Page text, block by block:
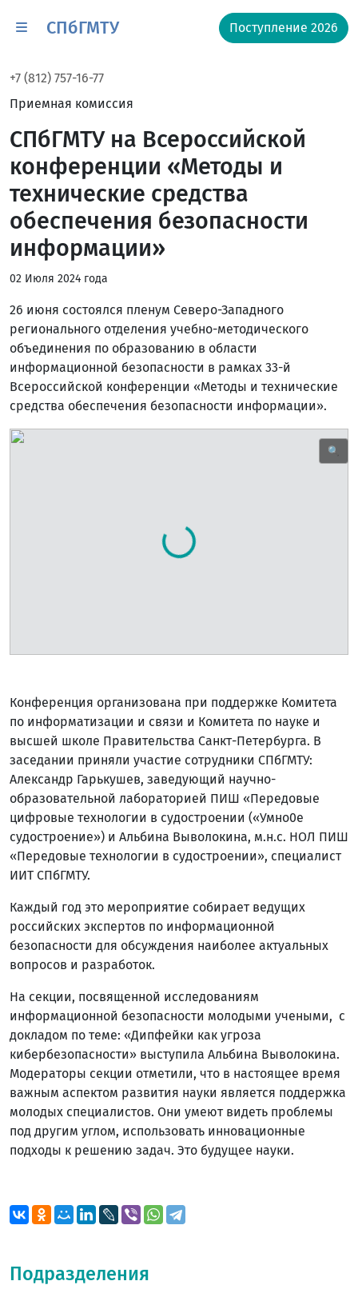
СПбГМТУ Поступление 2026
+7 (812) 757-16-77
Приемная комиссия
СПбГМТУ на Всероссийской
конференции «Методы и
технические средства
обеспечения безопасности
информации»
02 Июля 2024 года
26 июня состоялся пленум Северо-Западного
регионального отделения учебно-методического
объединения по образованию в области
информационной безопасности в рамках 33-й
Всероссийской конференции «Методы и технические
средства обеспечения безопасности информации».
🔍
Конференция организована при поддержке Комитета
по информатизации и связи и Комитета по науке и
высшей школе Правительства Санкт-Петербурга. В
заседании приняли участие сотрудники СПбГМТУ:
Александр Гарькушев, заведующий научно-
образовательной лабораторией ПИШ «Передовые
цифровые технологии в судостроении («Умно0е
судостроение») и Альбина Выволокина, м.н.с. НОЛ ПИШ
«Передовые технологии в судостроении», специалист
ИИТ СПбГМТУ.
Каждый год это мероприятие собирает ведущих
российских экспертов по информационной
безопасности для обсуждения наиболее актуальных
вопросов и разработок.
На секции, посвященной исследованиям
информационной безопасности молодыми учеными, с
докладом по теме: «Дипфейки как угроза
кибербезопасности» выступила Альбина Выволокина.
Модераторы секции отметили, что в настоящее время
важным аспектом развития науки является поддержка
молодых специалистов. Они умеют видеть проблемы
под другим углом, использовать инновационные
подходы к решению задач. Это будущее науки.
Подразделения